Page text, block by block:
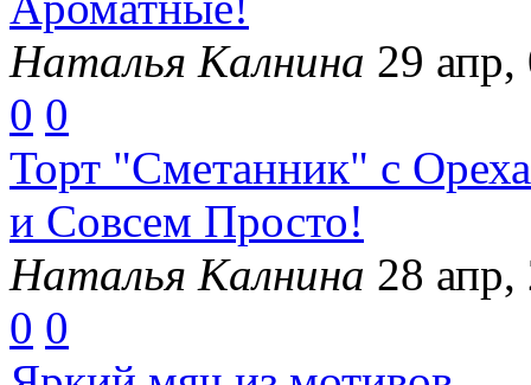
Наталья Калнина 29 апр,
0 0
Торт "Сметанник" с
и Совсем Просто!
Наталья Калнина 28 апр,
0 0